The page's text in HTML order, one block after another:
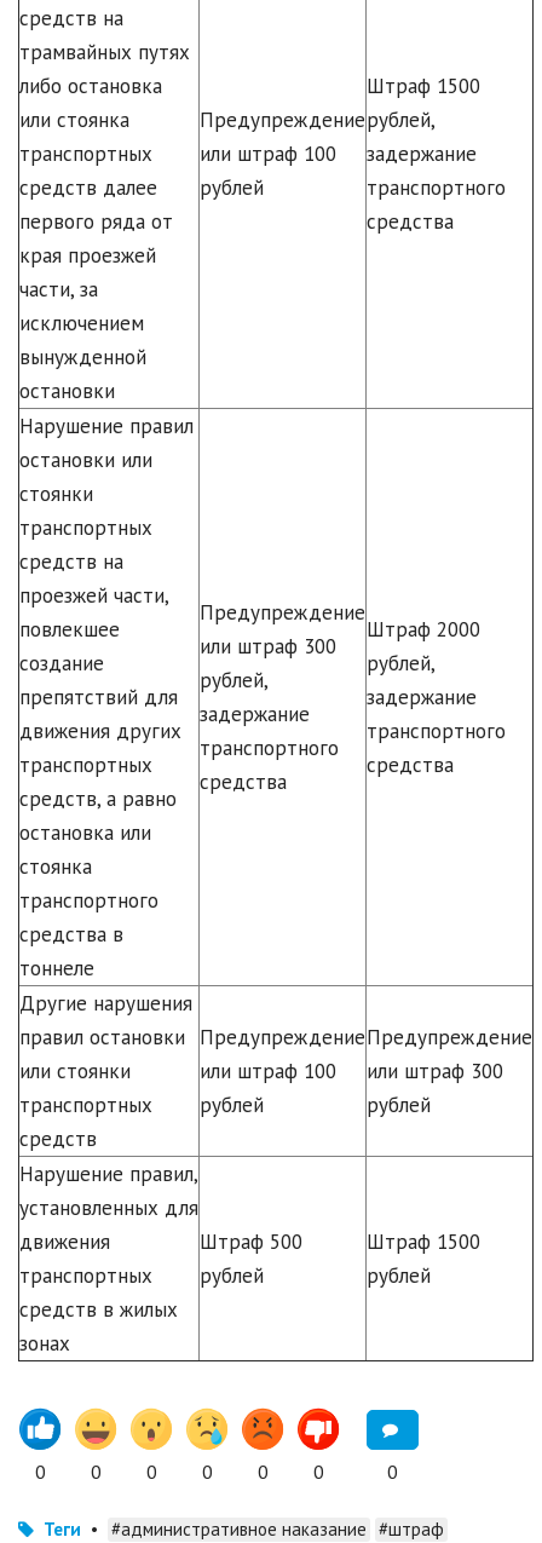
средств на
трамвайных путях
либо остановка
или стоянка
транспортных
средств далее
первого ряда от
края проезжей
части, за
исключением
вынужденной
остановки
Предупреждение
или штраф 100
рублей
Штраф 1500
рублей,
задержание
транспортного
средства
Нарушение правил
остановки или
стоянки
транспортных
средств на
проезжей части,
повлекшее
создание
препятствий для
движения других
транспортных
средств, а равно
остановка или
стоянка
транспортного
средства в
тоннеле
Предупреждение
или штраф 300
рублей,
задержание
транспортного
средства
Штраф 2000
рублей,
задержание
транспортного
средства
Другие нарушения
правил остановки
или стоянки
транспортных
средств
Предупреждение
или штраф 100
рублей
Предупреждение
или штраф 300
рублей
Нарушение правил,
установленных для
движения
транспортных
средств в жилых
зонах
Штраф 500
рублей
Штраф 1500
рублей
0 0 0 0 0 0 0
Теги • #административное наказание #штраф